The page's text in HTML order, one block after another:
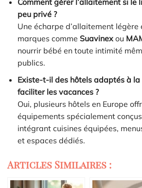
Comment gérer l’allaitement si le
peu privé ?
Une écharpe d’allaitement légère
marques comme Suavinexou
nourrir bébé en toute intimité
publics.
Existe-t-il des hôtels adaptés à
faciliter les vacances ?
Oui, plusieurs hôtels en Europe
équipements spécialement
intégrant cuisines équipées,
et espaces dédiés.
Articles Similaires :